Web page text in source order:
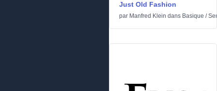
Just Old Fashion
par Manfred Klein dans Basique /